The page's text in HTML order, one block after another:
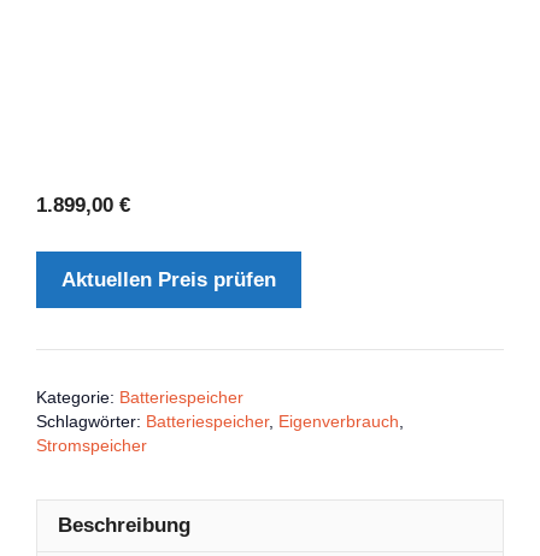
1.899,00 €
Aktuellen Preis prüfen
Kategorie: Batteriespeicher
Schlagwörter: Batteriespeicher, Eigenverbrauch
Stromspeicher
Beschreibung